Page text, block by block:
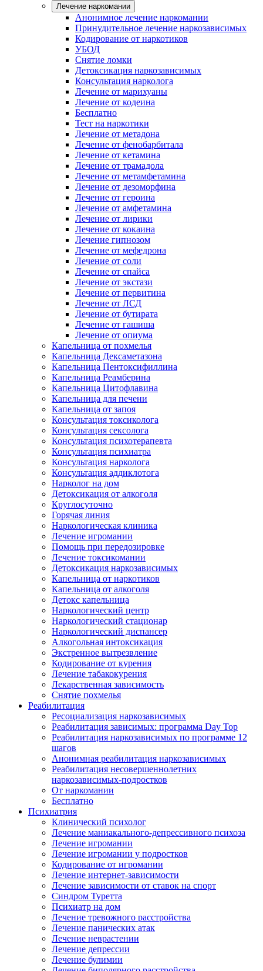
Лечение наркомании
Анонимное лечение наркомании
Принудительное лечение наркозависимых
Кодирование от наркотиков
УБОД
Снятие ломки
Детоксикация наркозависимых
Консультация нарколога
Лечение от марихуаны
Лечение от кодеина
Бесплатно
Тест на наркотики
Лечение от метадона
Лечение от фенобарбитала
Лечение от кетамина
Лечение от трамадола
Лечение от метамфетамина
Лечение от дезоморфина
Лечение от героина
Лечение от амфетамина
Лечение от лирики
Лечение от кокаина
Лечение гипнозом
Лечение от мефедрона
Лечение от соли
Лечение от спайса
Лечение от экстази
Лечение от первитина
Лечение от ЛСД
Лечение от бутирата
Лечение от гашиша
Лечение от опиума
Капельница от похмелья
Капельница Дексаметазона
Капельница Пентоксифиллина
Капельница Реамберина
Капельница Цитофлавина
Капельница для печени
Капельница от запоя
Консультация токсиколога
Консультация сексолога
Консультация психотерапевта
Консультация психиатра
Консультация нарколога
Консультация аддиклотога
Нарколог на дом
Детоксикация от алкоголя
Круглосуточно
Горячая линия
Наркологическая клиника
Лечение игромании
Помощь при передозировке
Лечение токсикомании
Детоксикация наркозависимых
Капельница от наркотиков
Капельница от алкоголя
Детокс капельница
Наркологический центр
Наркологический стационар
Наркологический диспансер
Алкогольная интоксикация
Экстренное вытрезвление
Кодирование от курения
Лечение табакокурения
Лекарственная зависимость
Снятие похмелья
Реабилитация
Ресоциализация наркозависимых
Реабилитация зависимых: программа Day Top
Реабилитация наркозависимых по программе 12
шагов
Анонимная реабилитация наркозависимых
Реабилитация несовершеннолетних
наркозависимых-подростков
От наркомании
Бесплатно
Психиатрия
Клинический психолог
Лечение маниакального-депрессивного психоза
Лечение игромании
Лечение игромании у подростков
Кодирование от игромании
Лечение интернет-зависимости
Лечение зависимости от ставок на спорт
Синдром Туретта
Психиатр на дом
Лечение тревожного расстройства
Лечение панических атак
Лечение неврастении
Лечение депрессии
Лечение булимии